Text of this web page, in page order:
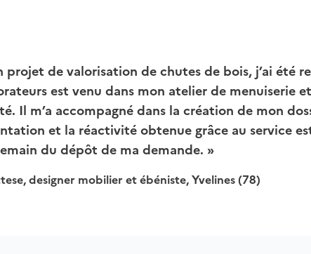
projet de valorisation de chutes de bois, j’ai été
est venu dans mon atelier de menuiserie
Il m’a accompagné dans la création de mon
et la réactivité obtenue grâce au service
du dépôt de ma demande. »
designer mobilier et ébéniste, Yvelines (78)